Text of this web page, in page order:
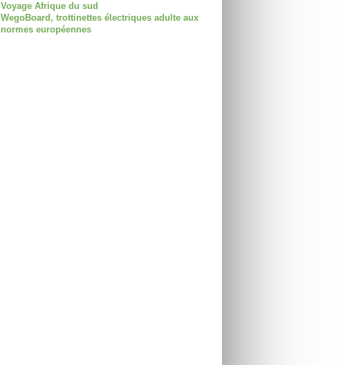
Voyage Afrique du sud
WegoBoard, trottinettes électriques adulte aux
normes européennes